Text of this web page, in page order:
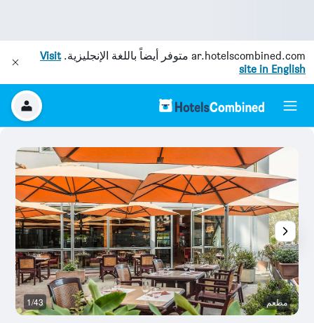
ar.hotelscombined.com متوفر أيضاً باللغة الإنجليزية.Visit
site in English
مطعم 1/43